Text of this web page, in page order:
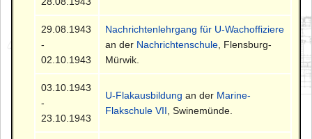
29.08.1943
-
02.10.1943
Nachrichtenlehrgang für U-Wachoffiziere
an der Nachrichtenschule , Flensburg-
Mürwik.
03.10.1943
-
23.10.1943
U-Flakausbildung an der Marine-
Flakschule VII , Swinemünde.